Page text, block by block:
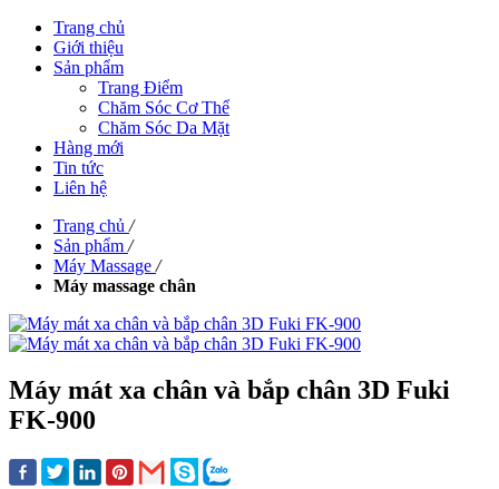
Trang chủ
Giới thiệu
Sản phẩm
Trang Điểm
Chăm Sóc Cơ Thể
Chăm Sóc Da Mặt
Hàng mới
Tin tức
Liên hệ
Trang chủ /
Sản phẩm /
Máy Massage /
Máy massage chân
Máy mát xa chân và bắp chân 3D Fuki
FK-900